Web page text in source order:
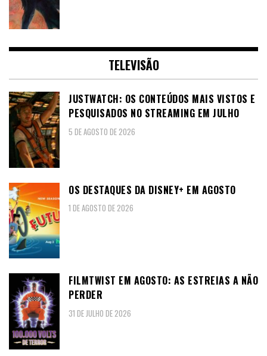
TELEVISÃO
JUSTWATCH: OS CONTEÚDOS MAIS VISTOS E
PESQUISADOS NO STREAMING EM JULHO
5 DE AGOSTO DE 2026
OS DESTAQUES DA DISNEY+ EM AGOSTO
1 DE AGOSTO DE 2026
FILMTWIST EM AGOSTO: AS ESTREIAS A NÃO
PERDER
31 DE JULHO DE 2026